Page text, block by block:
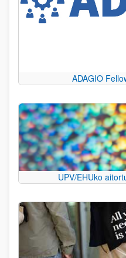
ADAGIO
UPV/EHUko